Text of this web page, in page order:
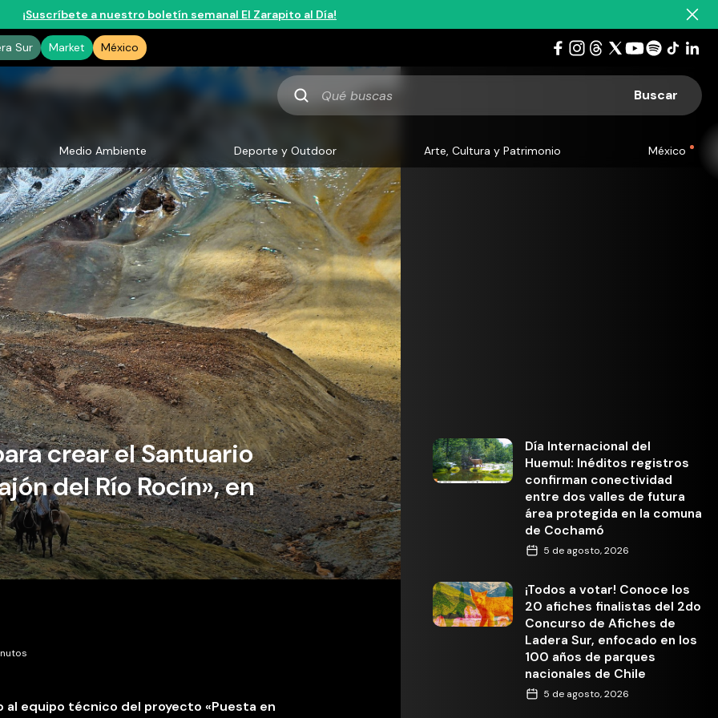
¡Suscríbete a nuestro boletín semanal El Zarapito al Día!
Sur Market México
Qué
buscas
Medio Ambiente Deporte y Outdoor Arte, Cultura y Patrimonio México
crear el Santuario
del Río Rocín», en
al equipo técnico del proyecto «Puesta en
Día Internacional del
Huemul: Inéditos registros
confirman conectividad
entre dos valles de futura
área protegida en la comuna
de Cochamó
5 de agosto, 2026
¡Todos a votar! Conoce los
20 afiches finalistas del 2do
Concurso de Afiches de
Ladera Sur, enfocado en los
100 años de parques
nacionales de Chile
5 de agosto, 2026